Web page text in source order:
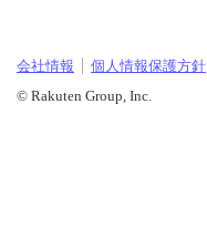
会社情報 個人情報保護方針
© Rakuten Group, Inc.